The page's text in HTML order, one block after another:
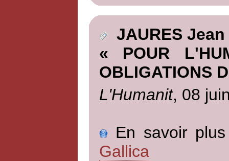
JAURES Jean
« POUR
OBLIGATIONS
L'Humanit, 08
En savoir
Gallica